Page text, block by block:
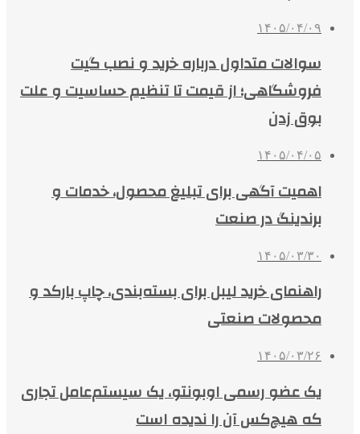
۱۴۰۵/۰۴/۰۹
سوالات متداول درباره خرید و نصب گیت
فروشگاهی؛ از قیمت تا تنظیم حساسیت و علت
بوق زدن
۱۴۰۵/۰۴/۰۵
اهمیت آگهی برای تبلیغ محصول، خدمات و
برندینگ در صنعت
۱۴۰۵/۰۳/۳۰
راهنمای خرید لیبل برای بسته‌بندی، چاپ بارکد و
محصولات صنعتی
۱۴۰۵/۰۳/۲۶
یک عضو رسمی اوبونتو، یک سیستم‌عامل تجاری
که هیچ‌کس آن را ندیده است